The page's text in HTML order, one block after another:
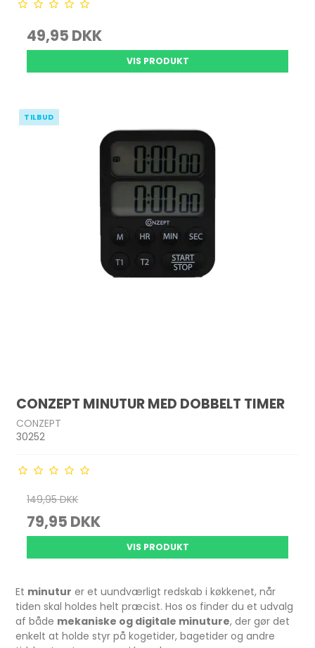
49,95 DKK
VIS PRODUKT
TILBUD
CONZEPT MINUTUR MED DOBBELT TIMER
CONZEPT
30252
149,95 DKK
79,95 DKK
VIS PRODUKT
Et minutur er et uundværligt redskab i køkkenet, når
tiden skal holdes helt præcist. Hos os finder du et udvalg
af både mekaniske og digitale minuture, der gør det
enkelt at holde styr på kogetider, bagetider og andre